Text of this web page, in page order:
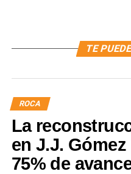
TE
ROCA
La
en J.J.
75% de